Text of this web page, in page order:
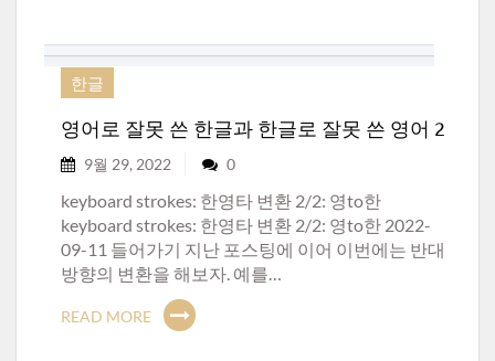
한글
영어로 잘못 쓴 한글과 한글로 잘못 쓴 영어 2
9월 29, 2022 0
keyboard strokes: 한영타 변환 2/2: 영to한
keyboard strokes: 한영타 변환 2/2: 영to한 2022-
09-11 들어가기 지난 포스팅에 이어 이번에는 반대
방향의 변환을 해보자. 예를…
READ MORE